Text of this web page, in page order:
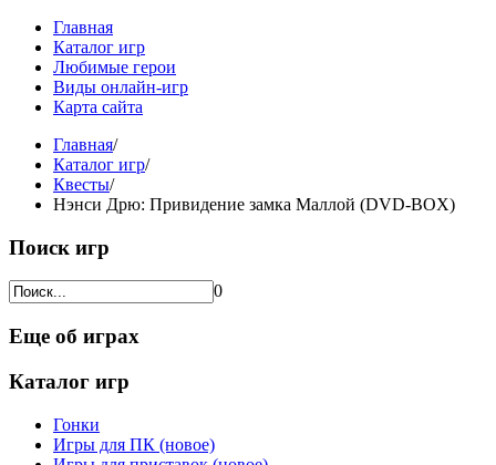
Главная
Каталог игр
Любимые герои
Виды онлайн-игр
Карта сайта
Главная/
Каталог игр/
Квесты/
Нэнси Дрю: Привидение замка Маллой (DVD-BOX)
Поиск игр
0
Еще об играх
Каталог игр
Гонки
Игры для ПК (новое)